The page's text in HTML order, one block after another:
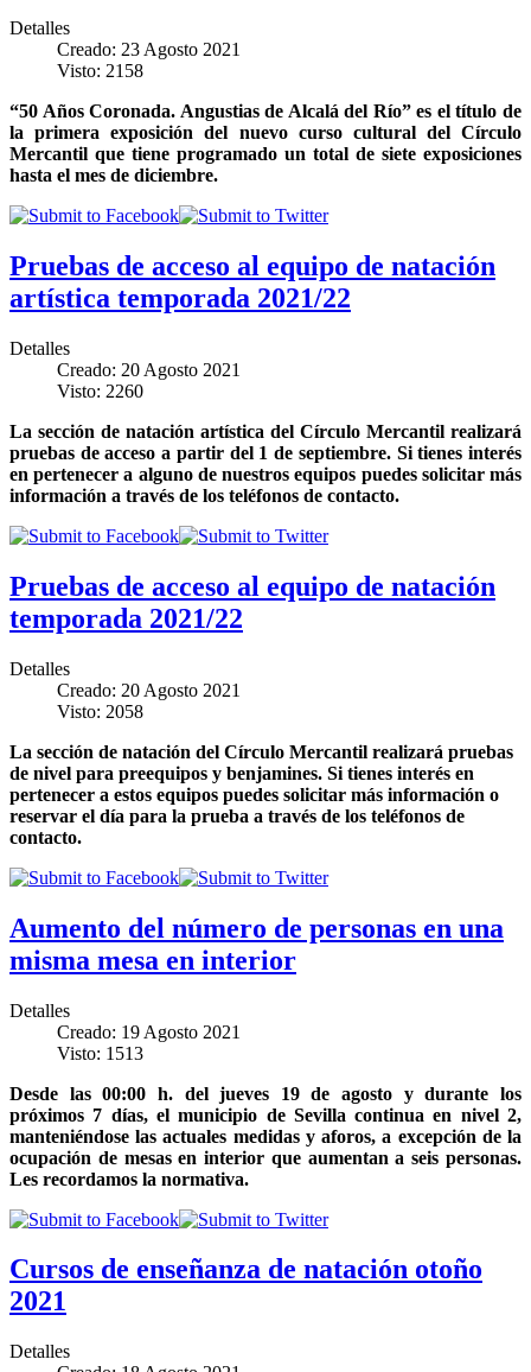
Detalles
Creado: 23 Agosto 2021
Visto: 2158
“50 Años Coronada. Angustias de Alcalá del Río” es el título de
la primera exposición del nuevo curso cultural del Círculo
Mercantil que tiene programado un total de siete exposiciones
hasta el mes de diciembre.
Pruebas de acceso al equipo de natación
artística temporada 2021/22
Detalles
Creado: 20 Agosto 2021
Visto: 2260
La sección de natación artística del Círculo Mercantil realizará
pruebas de acceso a partir del 1 de septiembre. Si tienes interés
en pertenecer a alguno de nuestros equipos puedes solicitar más
información a través de los teléfonos de contacto.
Pruebas de acceso al equipo de natación
temporada 2021/22
Detalles
Creado: 20 Agosto 2021
Visto: 2058
La sección de natación del Círculo Mercantil realizará pruebas
de nivel para preequipos y benjamines. Si tienes interés en
pertenecer a estos equipos puedes solicitar más información o
reservar el día para la prueba a través de los teléfonos de
contacto.
Aumento del número de personas en una
misma mesa en interior
Detalles
Creado: 19 Agosto 2021
Visto: 1513
Desde las 00:00 h. del jueves 19 de agosto y durante los
próximos 7 días, el municipio de Sevilla continua en nivel 2,
manteniéndose las actuales medidas y aforos, a excepción de la
ocupación de mesas en interior que aumentan a seis personas.
Les recordamos la normativa.
Cursos de enseñanza de natación otoño
2021
Detalles